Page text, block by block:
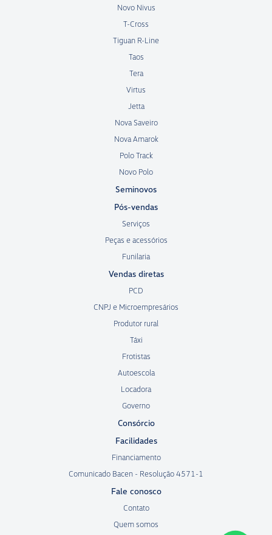
Novo Nivus
T-Cross
Tiguan R-Line
Taos
Tera
Virtus
Jetta
Nova Saveiro
Nova Amarok
Polo Track
Novo Polo
Seminovos
Pós-vendas
Serviços
Peças e acessórios
Funilaria
Vendas diretas
PCD
CNPJ e Microempresários
Produtor rural
Táxi
Frotistas
Autoescola
Locadora
Governo
Consórcio
Facilidades
Financiamento
Comunicado Bacen - Resolução 4571-1
Fale conosco
Contato
Quem somos